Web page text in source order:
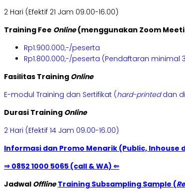
2 Hari (Efektif 21 Jam 09.00-16.00)
Training Fee Online(menggunakan Zoom
Rp1.900.000,-/peserta
Rp1.800.000,-/peserta (Pendaftaran minimal
Fasilitas Training Online
E-modul Training dan Sertifikat (hard-printeddan
Durasi Training Online
2 Hari (Efektif 14 Jam 09.00-16.00)
Informasi dan Promo Menarik (Public, Inhouse
⇒ 0852 1000 5065 (call & WA) ⇐
Jadwal OfflineTraining Subsampling Sample (